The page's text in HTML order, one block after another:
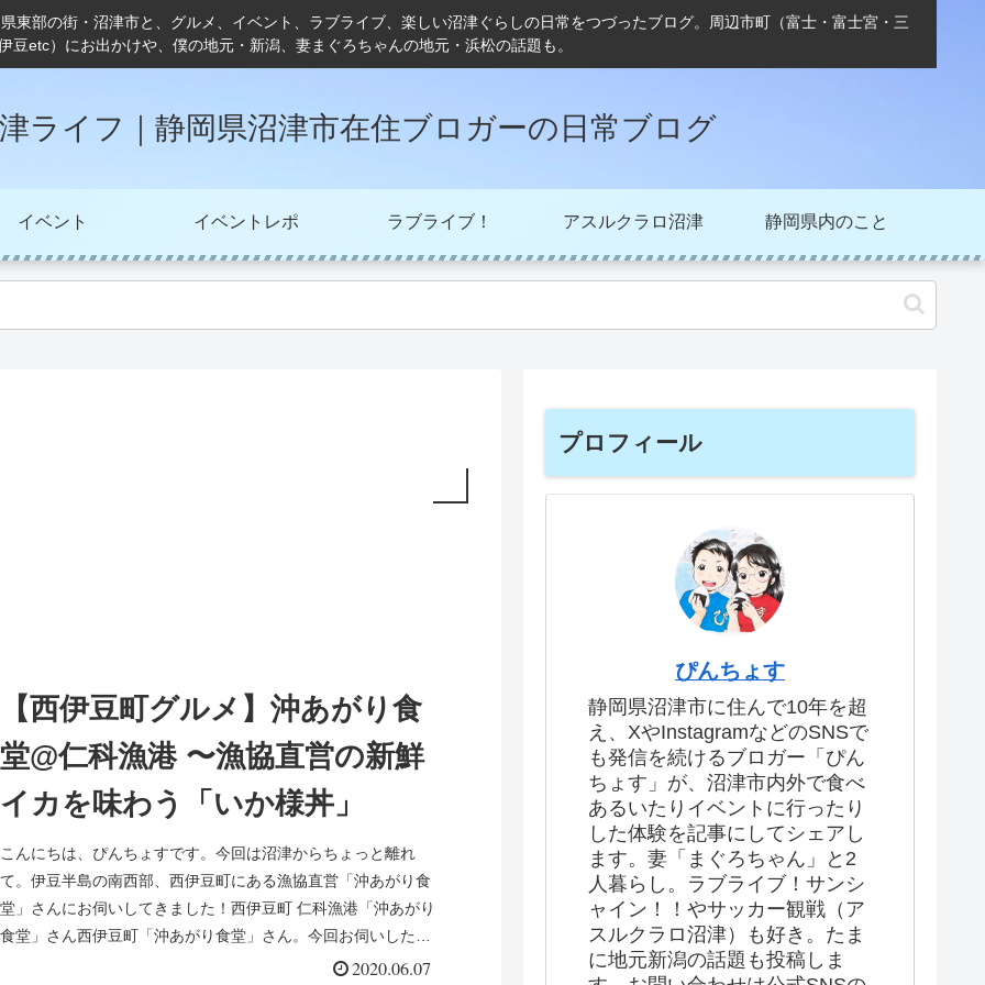
東部の街・沼津市と、グルメ、イベント、ラブライブ、楽しい沼津ぐらしの日常をつづったブログ。周辺市町（富士・富士宮・三
豆etc）にお出かけや、僕の地元・新潟、妻まぐろちゃんの地元・浜松の話題も。
ライフ｜静岡県沼津市在住ブロガーの日常ブログ
イベント イベントレポ ラブライブ！ アスルクラロ沼津 静岡県内のこと
【西伊豆町グルメ】沖あがり食
堂@仁科漁港 〜漁協直営の新鮮
イカを味わう「いか様丼」
こんにちは、ぴんちょすです。今回は沼津からちょっと離れ
て。伊豆半島の南西部、西伊豆町にある漁協直営「沖あがり食
堂」さんにお伺いしてきました！西伊豆町 仁科漁港「沖あがり
食堂」さん西伊豆町「沖あがり食堂」さん。今回お伺いした
2020.06.07
プロフィール
ぴんちょす
静岡県沼津市に住んで10年を超
え、XやInstagramなどのSNSで
も発信を続けるブロガー「ぴん
ちょす」が、沼津市内外で食べ
あるいたりイベントに行ったり
した体験を記事にしてシェアし
ます。妻「まぐろちゃん」と2
人暮らし。ラブライブ！サンシ
ャイン！！やサッカー観戦（ア
スルクラロ沼津）も好き。たま
に地元新潟の話題も投稿しま